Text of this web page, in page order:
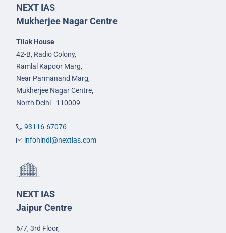
NEXT IAS
Mukherjee Nagar Centre
Tilak House
42-B, Radio Colony,
Ramlal Kapoor Marg,
Near Parmanand Marg,
Mukherjee Nagar Centre,
North Delhi - 110009
93116-67076
infohindi@nextias.com
NEXT IAS
Jaipur Centre
6/7, 3rd Floor,